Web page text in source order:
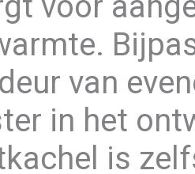
van
in het
is